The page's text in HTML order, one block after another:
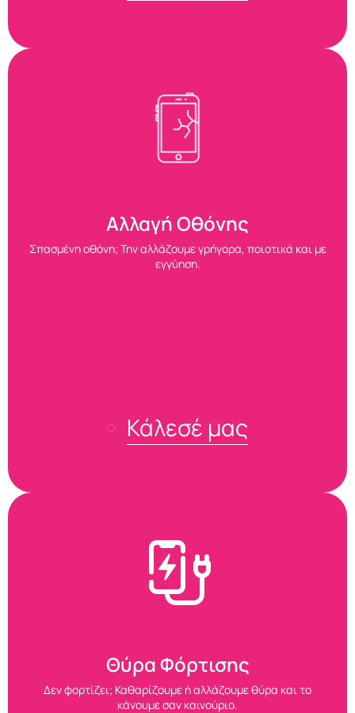
Αλλαγή Οθόνης
Σπασμένη οθόνη; Την αλλάζουμε γρήγορα, ποιοτικά και με
εγγύηση.
Κάλεσέ μας
Θύρα Φόρτισης
Δεν φορτίζει; Καθαρίζουμε ή αλλάζουμε θύρα και το
κάνουμε σαν καινούριο.